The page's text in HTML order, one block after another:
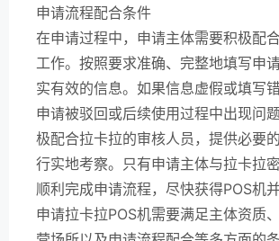
申请流程配合条件
在申请过程中，申请主体需要积极配
工作。按照要求准确、完整地填写申
实有效的信息。如果信息虚假或填写
申请被驳回或后续使用过程中出现问
极配合拉卡拉的审核人员，提供必要
行实地考察。只有申请主体与拉卡拉
顺利完成申请流程，尽快获得POS机并
申请拉卡拉POS机需要满足主体资质